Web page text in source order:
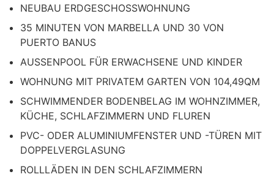
NEUBAU ERDGESCHOSSWOHNUNG
35 MINUTEN VON MARBELLA UND 30 VON
PUERTO BANUS
AUSSENPOOL FÜR ERWACHSENE UND KINDER
WOHNUNG MIT PRIVATEM GARTEN VON 104,49QM
SCHWIMMENDER BODENBELAG IM WOHNZIMMER,
KÜCHE, SCHLAFZIMMERN UND FLUREN
PVC- ODER ALUMINIUMFENSTER UND -TÜREN MIT
DOPPELVERGLASUNG
ROLLLÄDEN IN DEN SCHLAFZIMMERN